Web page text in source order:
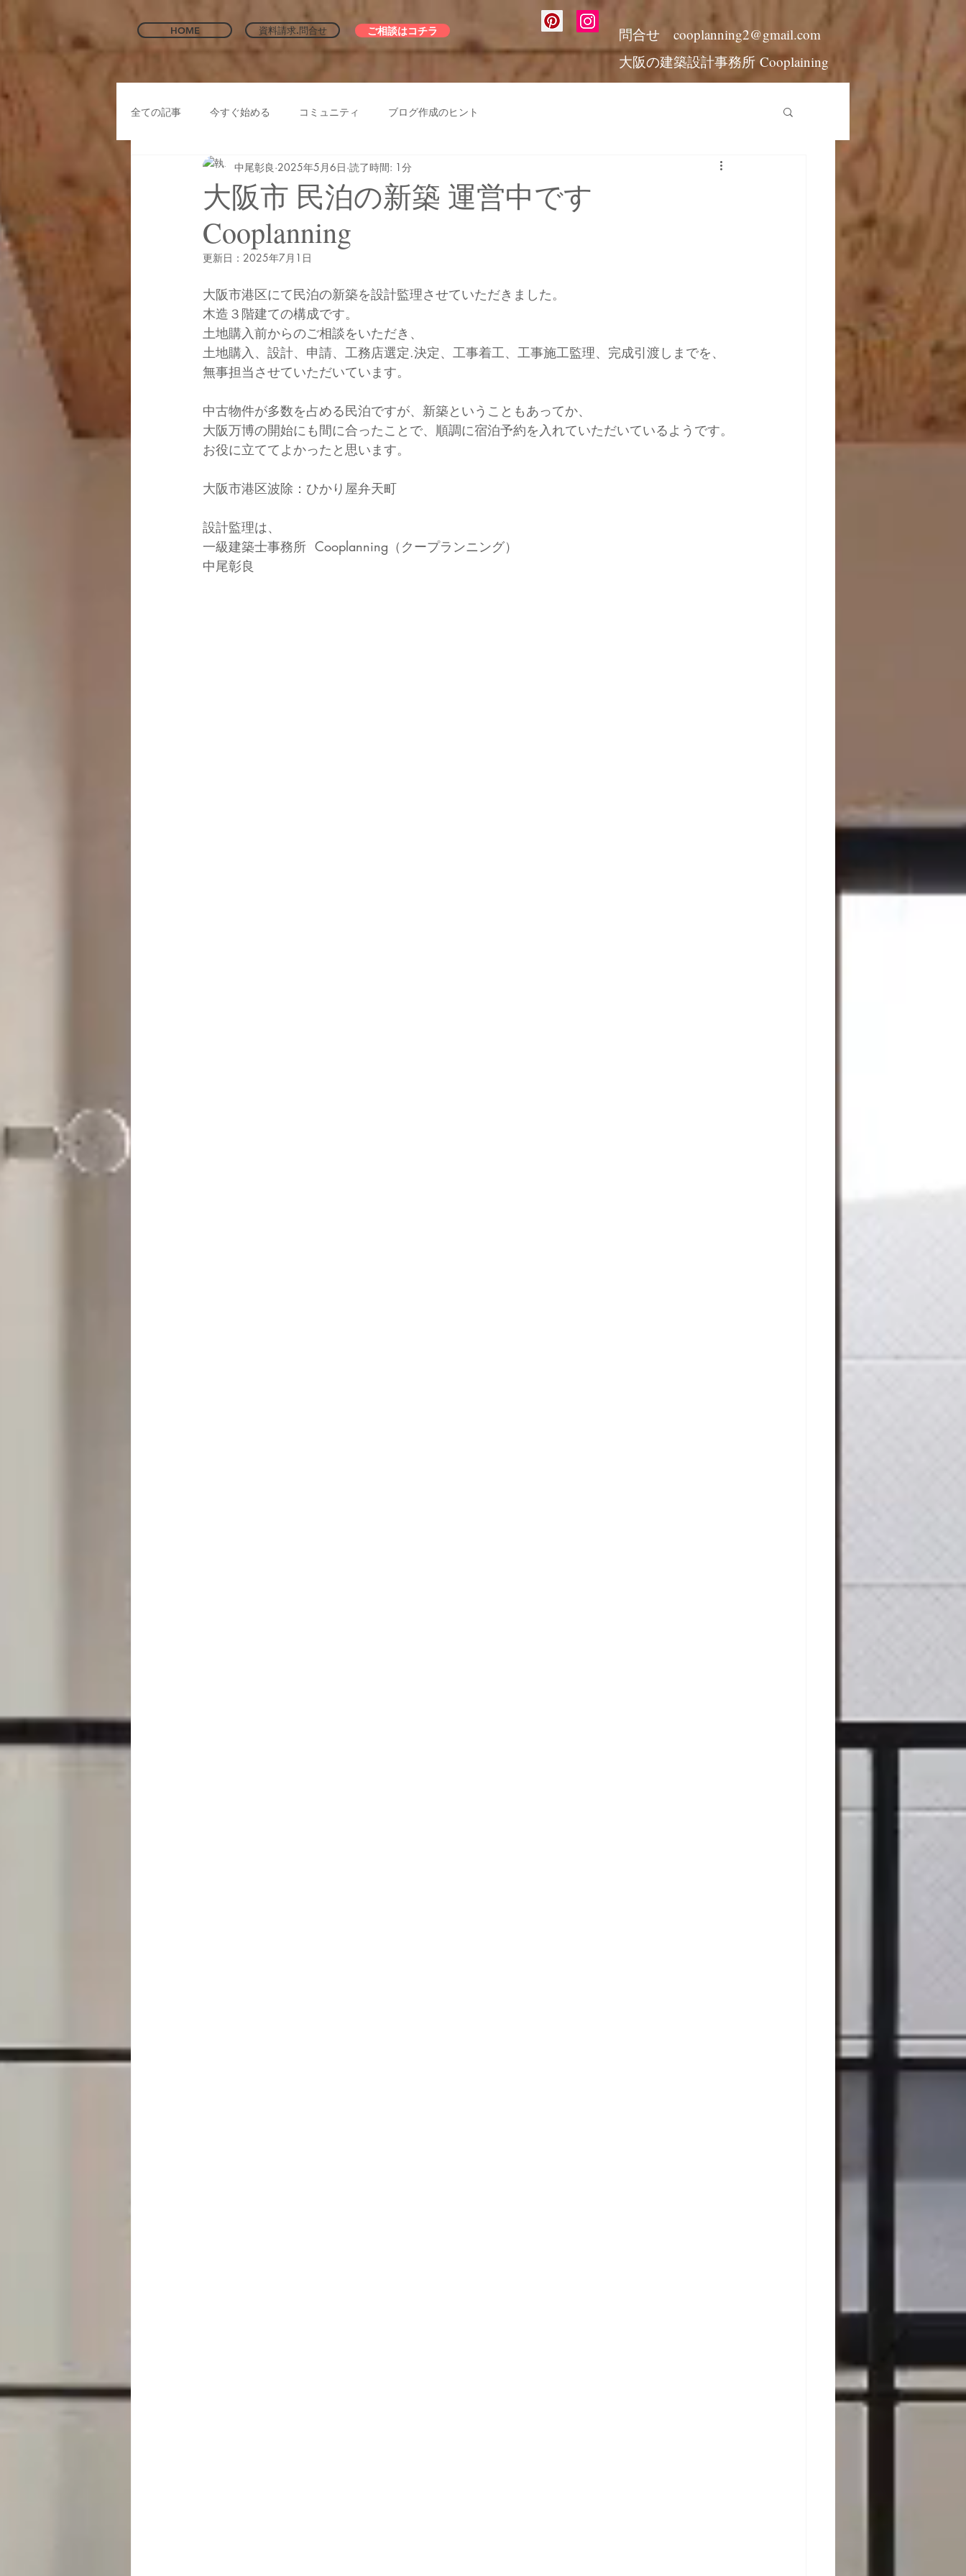
HOME 資料請求.問合せ ご相談はコチラ 問合せ cooplanning2@gmail.com
大阪の建築設計事務所 Cooplaining
全ての記事 今すぐ始める コミュニティ ブログ作成のヒント
大阪市 民泊の新築 運営中です
Cooplanning
中尾彰良 2025年5月6日 読了時間: 1分
更新日： 2025年7月1日
大阪市港区にて民泊の新築を設計監理させていただきました。
木造３階建ての構成です。
土地購入前からのご相談をいただき、
土地購入、設計、申請、工務店選定.決定、工事着工、工事施工監理、完成引渡しまでを、
無事担当させていただいています。
中古物件が多数を占める民泊ですが、新築ということもあってか、
大阪万博の開始にも間に合ったことで、順調に宿泊予約を入れていただいているようです。
お役に立ててよかったと思います。
大阪市港区波除：ひかり屋弁天町
設計監理は、
一級建築士事務所  Cooplanning（クープランニング）
中尾彰良